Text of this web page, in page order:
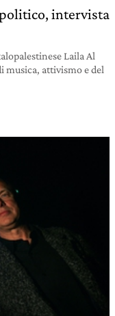
intervista
Laila Al
musica, attivismo e del